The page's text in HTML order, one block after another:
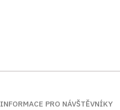
INFORMACE PRO NÁVŠTĚVNÍKY